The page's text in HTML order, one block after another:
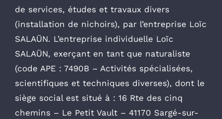
de services, études et travaux divers
(installation de nichoirs), par l’entreprise Loïc
SALAÜN. L’entreprise individuelle Loïc
SALAÜN, exerçant en tant que naturaliste
(code APE : 7490B – Activités spécialisées,
scientifiques et techniques diverses), dont le
siège social est situé à : 16 Rte des cinq
chemins – Le Petit Vault – 41170 Sargé-sur-